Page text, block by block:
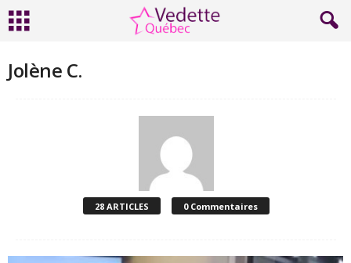
Jolène C.
28 ARTICLES 0 Commentaires